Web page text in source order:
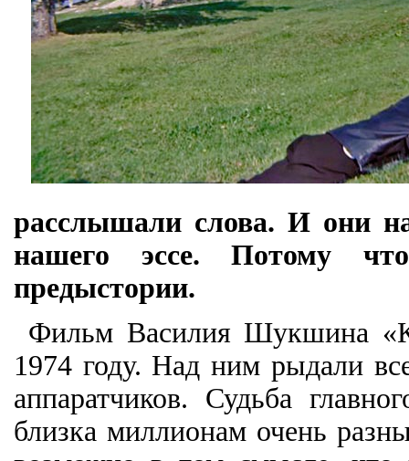
расслышали слова. И они
нашего эссе. Потому
предыстории.
Фильм Василия Шукшина
1974 году. Над ним рыдали
аппаратчиков. Судьба
близка миллионам очень